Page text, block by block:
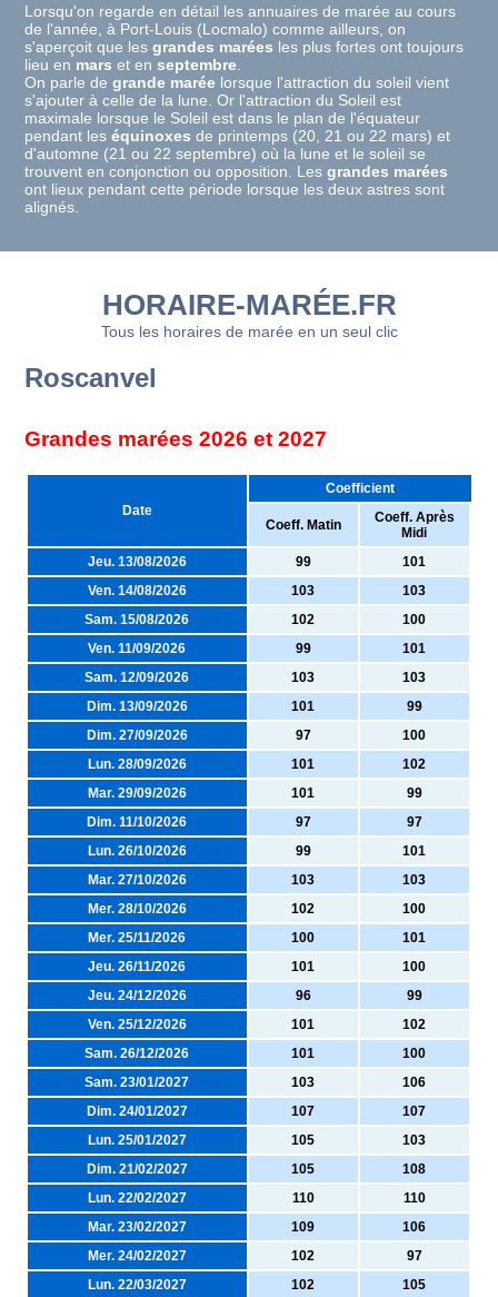
Lorsqu'on regarde en détail les annuaires de marée au cours
de l'année, à Port-Louis (Locmalo) comme ailleurs, on
s'aperçoit que lesgrandes marées les plus fortes ont toujours
lieu en mars et enseptembre
On parle degrande marée lorsque l'attraction du soleil vient
s'ajouter à celle de la lune. Or l'attraction du Soleil est
maximale lorsque le Soleil est dans le plan de l'équateur
pendant leséquinoxes de printemps (20, 21 ou 22 mars) et
d'automne (21 ou 22 septembre) où la lune et le soleil se
trouvent en conjonction ou opposition. Lesgrandes marées
ont lieux pendant cette période lorsque les deux astres sont
alignés.
HORAIRE-MARÉE.FR
Tous les horaires de marée en un seul clic
Roscanvel
Grandes marées 2026 et 2027
Date
Coefficient
Coeff. Matin
Coeff. Après
Midi
Jeu. 13/08/2026
99
101
Ven. 14/08/2026
103
103
Sam. 15/08/2026
102
100
Ven. 11/09/2026
99
101
Sam. 12/09/2026
103
103
Dim. 13/09/2026
101
99
Dim. 27/09/2026
97
100
Lun. 28/09/2026
101
102
Mar. 29/09/2026
101
99
Dim. 11/10/2026
97
97
Lun. 26/10/2026
99
101
Mar. 27/10/2026
103
103
Mer. 28/10/2026
102
100
Mer. 25/11/2026
100
101
Jeu. 26/11/2026
101
100
Jeu. 24/12/2026
96
99
Ven. 25/12/2026
101
102
Sam. 26/12/2026
101
100
Sam. 23/01/2027
103
106
Dim. 24/01/2027
107
107
Lun. 25/01/2027
105
103
Dim. 21/02/2027
105
108
Lun. 22/02/2027
110
110
Mar. 23/02/2027
109
106
Mer. 24/02/2027
102
97
Lun. 22/03/2027
102 105